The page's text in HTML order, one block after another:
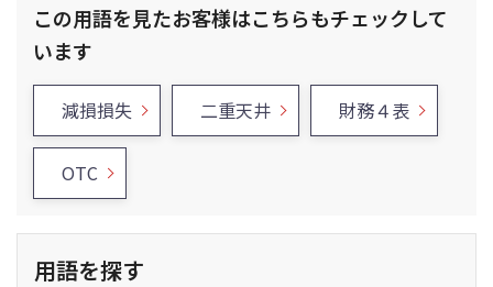
この用語を見たお客様はこちらもチェックして
います
減損損失 二重天井 財務４表
OTC
用語を探す